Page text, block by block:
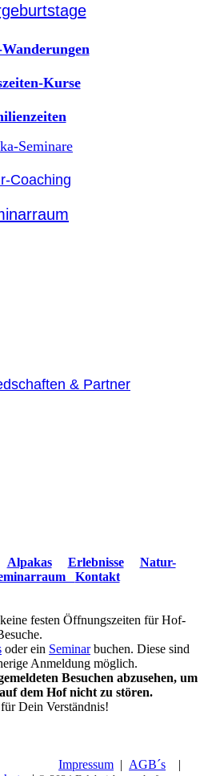
Kurse
Seminare
Coaching
& Partner
Alpakas Erlebnisse
Natur-
Kontakt
festen Öffnungszeiten für Hof-
oder ein Seminarbuchen. Diese sind
Anmeldung möglich.
Besuchen abzusehen, um
dem Hof nicht zu stören.
Dein Verständnis!
Impressum | AGB´s |